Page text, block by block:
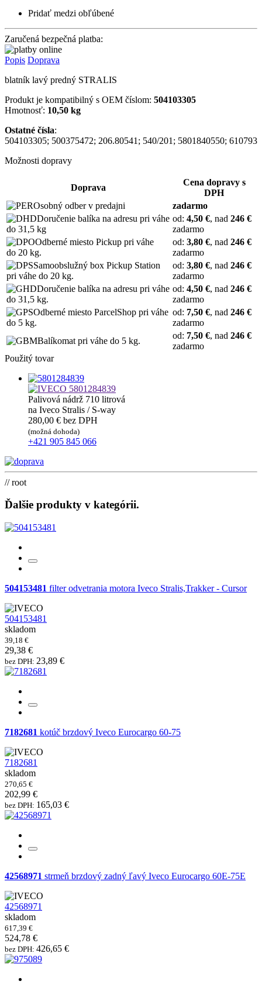
Pridať medzi obľúbené
Zaručená bezpečná platba:
Popis Doprava
blatník lavý predný STRALIS
Produkt je kompatibilný s OEM číslom: 504103305
Hmotnosť: 10,50 kg
Ostatné čísla:
504103305; 500375472; 206.80541; 540/201; 5801840550; 610793
Možnosti dopravy
Doprava
Cena dopravy s
DPH
Osobný odber v predajni
zadarmo
Doručenie balíka na adresu pri váhe
do 31,5 kg
od: 4,50 €, nad 246 €
zadarmo
Odberné miesto Pickup pri váhe
do 20 kg.
od: 3,80 €, nad 246 €
zadarmo
Samoobslužný box Pickup Station
pri váhe do 20 kg.
od: 3,80 €, nad 246 €
zadarmo
Doručenie balíka na adresu pri váhe
do 31,5 kg.
od: 4,50 €, nad 246 €
zadarmo
Odberné miesto ParcelShop pri váhe
do 5 kg.
od: 7,50 €, nad 246 €
zadarmo
Balíkomat pri váhe do 5 kg.
od: 7,50 €, nad 246 €
zadarmo
Použitý tovar
5801284839
Palivová nádrž 710 litrová
na Iveco Stralis / S-way
280,00 € bez DPH
(možná dohoda)
+421 905 845 066
// root
Ďalšie produkty v kategórii.
504153481 filter odvetrania motora Iveco Stralis,Trakker - Cursor
504153481
skladom
39,18 €
29,38 €
bez DPH: 23,89 €
7182681 kotúč brzdový Iveco Eurocargo 60-75
7182681
skladom
270,65 €
202,99 €
bez DPH: 165,03 €
42568971 strmeň brzdový zadný ľavý Iveco Eurocargo 60E-75E
42568971
skladom
617,39 €
524,78 €
bez DPH: 426,65 €